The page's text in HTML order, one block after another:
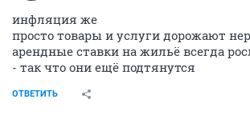
инфляция же
просто товары и услуги дорожают
арендные ставки на жильё всегда
- так что они ещё подтянутся
ОТВЕТИТЬ